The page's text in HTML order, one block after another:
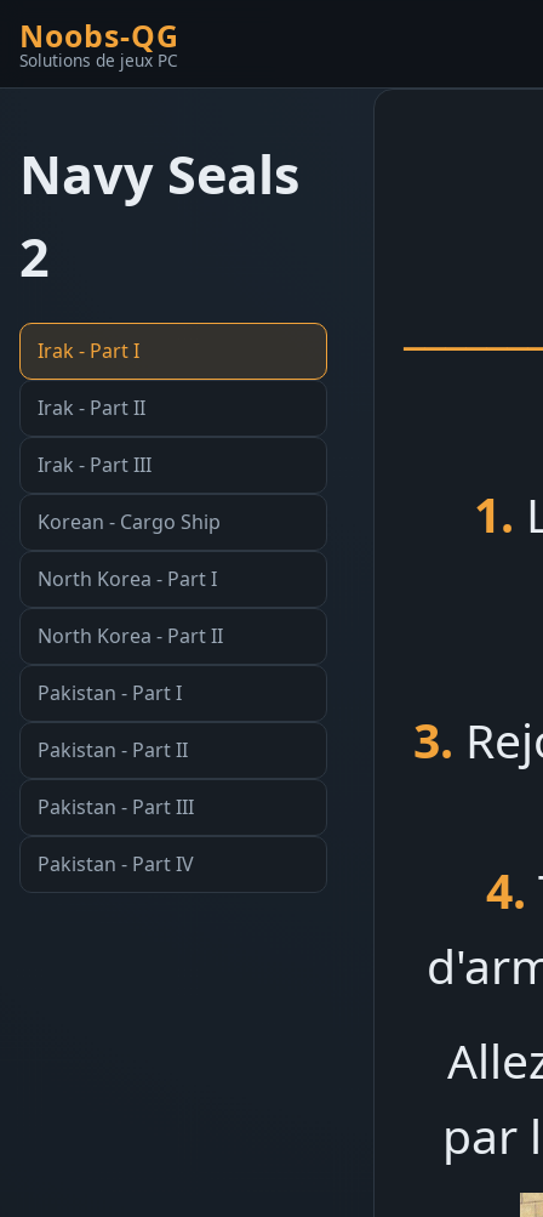
Noobs-QG
Solutions de jeux PC
Navy Seals
2
Irak - Part I
Irak - Part II
Irak - Part III
Korean - Cargo Ship
North Korea - Part I
North Korea - Part II
Pakistan - Part I
Pakistan - Part II
Pakistan - Part III
Pakistan - Part IV
1.
3.
4.
par